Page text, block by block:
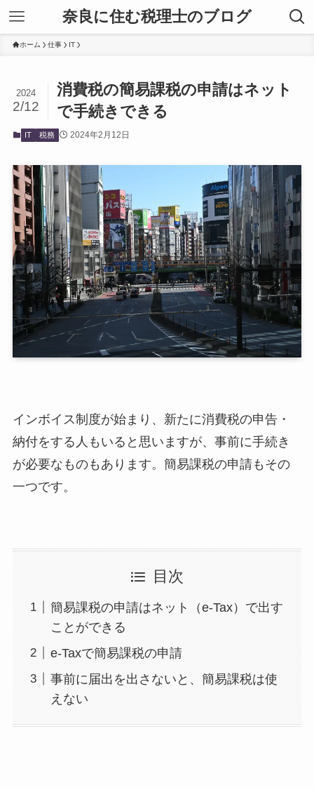
奈良に住む税理士のブログ
ホーム 仕事 IT
消費税の簡易課税の申請はネット
で手続きできる
2024
2/12
IT 税務 2024年2月12日
インボイス制度が始まり、新たに消費税の申告・
納付をする人もいると思いますが、事前に手続き
が必要なものもあります。簡易課税の申請もその
一つです。
目次
簡易課税の申請はネット（e-Tax）で出す
ことができる
e-Taxで簡易課税の申請
事前に届出を出さないと、簡易課税は使
えない